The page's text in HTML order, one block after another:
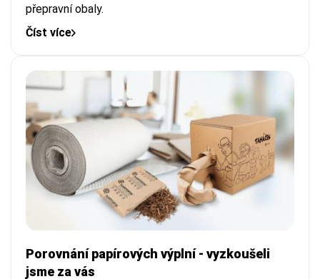
přepravní obaly.
Číst více
Porovnání papírových výplní - vyzkoušeli
jsme za vás